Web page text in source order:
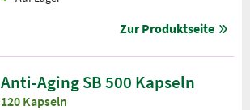
Zur Produktseite
Anti-Aging SB 500 Kapseln
120 Kapseln